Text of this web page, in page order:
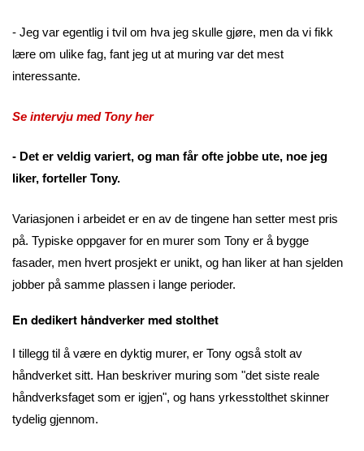
- Jeg var egentlig i tvil om hva jeg skulle gjøre, men da vi fikk
lære om ulike fag, fant jeg ut at muring var det mest
interessante.
Se intervju med Tony her
- Det er veldig variert, og man får ofte jobbe ute, noe jeg
liker, forteller Tony.
Variasjonen i arbeidet er en av de tingene han setter mest pris
på. Typiske oppgaver for en murer som Tony er å bygge
fasader, men hvert prosjekt er unikt, og han liker at han sjelden
jobber på samme plassen i lange perioder.
En dedikert håndverker med stolthet
I tillegg til å være en dyktig murer, er Tony også stolt av
håndverket sitt. Han beskriver muring som "det siste reale
håndverksfaget som er igjen", og hans yrkesstolthet skinner
tydelig gjennom.